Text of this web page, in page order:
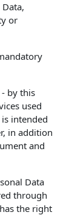
or
by this
used
intended
in addition
and
Data
through
the right